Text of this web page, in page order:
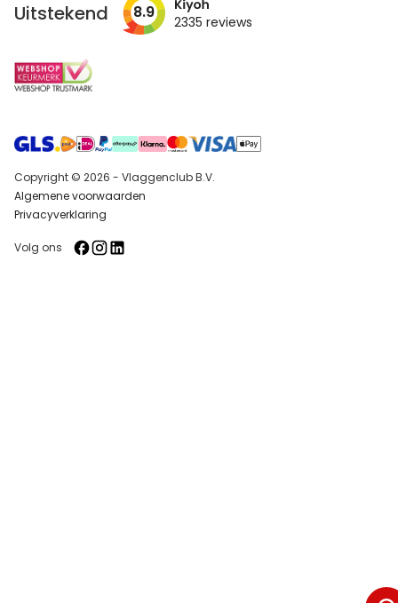
Uitstekend 8.9 2335 reviews
Copyright © 2026 - Vlaggenclub B.V.
Algemene voorwaarden
Privacyverklaring
Volg ons